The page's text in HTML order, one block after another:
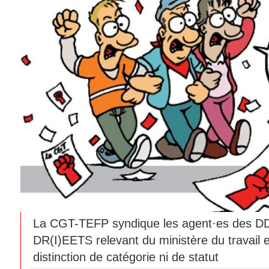
La CGT-TEFP syndique les agent·es des
DR(I)EETS relevant du ministère du travail
distinction de catégorie ni de statut